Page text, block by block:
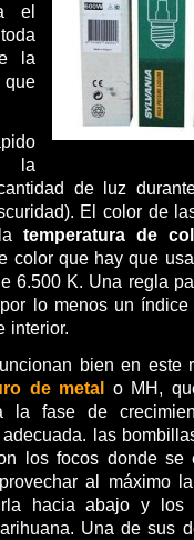
el
la
de luz
El color de
latemperatura de
color que hay que
6.500 K. Una regla
lo menos un índice
interior.
bien en este
de metal o MH,
la fase de
las
los focos donde se
al máximo
hacia abajo y los
Una de sus